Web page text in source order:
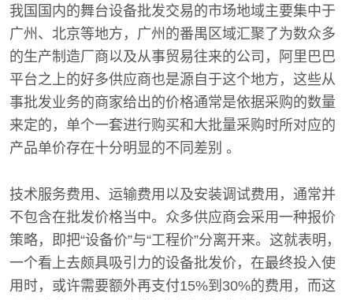
我国国内的舞台设备批发交易的市场地域主要集中于
广州、北京等地方，广州的番禺区域汇聚了为数众多
的生产制造厂商以及从事贸易往来的公司，阿里巴巴
平台之上的好多供应商也是源自于这个地方，这些从
事批发业务的商家给出的价格通常是依据采购的数量
来定的，单个一套进行购买和大批量采购时所对应的
产品单价存在十分明显的不同差别 。
技术服务费用、运输费用以及安装调试费用，通常并
不包含在批发价格当中。众多供应商会采用一种报价
策略，即把“设备价”与“工程价”分离开来。这就表明，
一个看上去颇具吸引力的设备批发价，在最终投入使
用时，或许需要额外再支付15%到30%的费用，而这